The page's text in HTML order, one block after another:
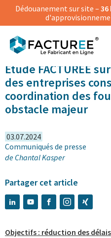
Dédouanement sur site – 36
Étude FACTUREE
des entreprises
coordination des
obstacle majeur
03.07.2024
Communiqués de presse
de Chantal Kasper
Partager cet article
Objectifs : réduction des